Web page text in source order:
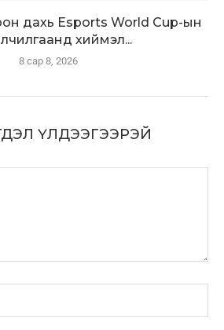
дахь Esports World Cup-ын
хиймэл...
8 сар 8, 2026
ҮЛДЭЭГЭЭРЭЙ